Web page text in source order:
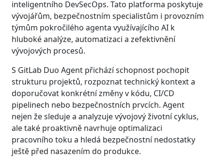
inteligentního DevSecOps. Tato platforma poskytuje
vývojářům, bezpečnostním specialistům i provozním
týmům pokročilého agenta využívajícího AI k
hluboké analýze, automatizaci a zefektivnění
vývojových procesů.
S GitLab Duo Agent přichází schopnost pochopit
strukturu projektů, rozpoznat technický kontext a
doporučovat konkrétní změny v kódu, CI/CD
pipelinech nebo bezpečnostních prvcích. Agent
nejen že sleduje a analyzuje vývojový životní cyklus,
ale také proaktivně navrhuje optimalizaci
pracovního toku a hledá bezpečnostní nedostatky
ještě před nasazením do produkce.